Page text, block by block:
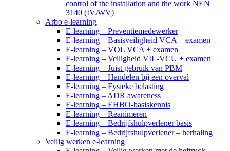
control of the installation and the work NEN
3140 (IV/WV)
Arbo e-learning
E-learning – Preventiemedewerker
E-learning – Basisveiligheid VCA + examen
E-learning – VOL VCA + examen
E-learning – Veiligheid VIL-VCU + examen
E-learning – Juist gebruik van PBM
E-learning – Handelen bij een overval
E-learning – Fysieke belasting
E-learning – ADR awareness
E-learning – EHBO-basiskennis
E-learning – Reanimeren
E-learning – Bedrijfshulpverlener basis
E-learning – Bedrijfshulpverlener – herhaling
Veilig werken e-learning